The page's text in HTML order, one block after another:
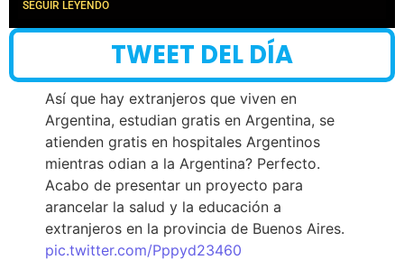
SEGUIR LEYENDO
TWEET DEL DÍA
Así que hay extranjeros que viven en
Argentina, estudian gratis en Argentina, se
atienden gratis en hospitales Argentinos
mientras odian a la Argentina? Perfecto.
Acabo de presentar un proyecto para
arancelar la salud y la educación a
extranjeros en la provincia de Buenos Aires.
pic.twitter.com/Pppyd23460